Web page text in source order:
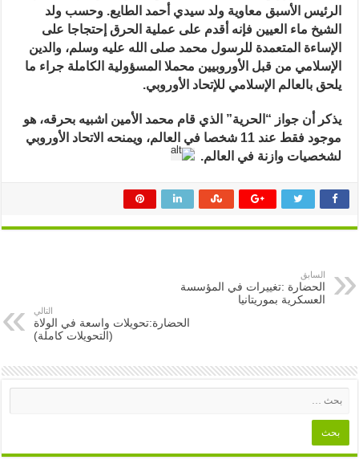
الأوروبي..
صوّر
مغلقة
الرئيس الأسبق معاوية ولد سيدي أحمد الطايع. وحسب ولد
الشيخ ماء العيين فإنه أقدم على عملية الحرق إحتجاجا على
الإساءة المتعمدة للرسول محمد صلى الله عليه وسلم، والدين
الإسلامي من قبل الأوروبيين محملا المسؤولية الكاملة جراء ما
يلحق بالعالم الإسلامي للإتحاد الأوروبي.
يذكر أن جواز “الحرية” الذي قام محمد الأمين اشبيه بحرقه، هو
موجود فقط عند 11 شخصا في العالم، ويمنحه الاتحاد الأوروبي
لشخصيات وازنة في العالم.
السابق
الحضارة :تغييرات في المؤسسة
العسكرية بموريتانيا
التالي
الحضارة:تحويلات واسعة في الولاة
(التحويلات كاملة)